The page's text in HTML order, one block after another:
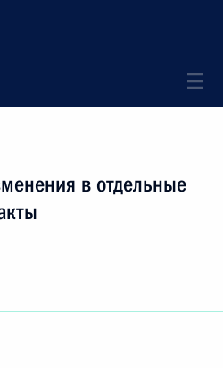
в отдельные